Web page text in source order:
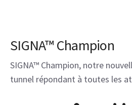
SIGNA™ Champion
SIGNA™ Champion, notre
tunnel répondant à toutes les